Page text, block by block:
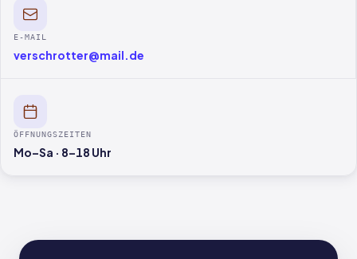
E-MAIL
verschrotter@mail.de
ÖFFNUNGSZEITEN
Mo–Sa · 8–18 Uhr